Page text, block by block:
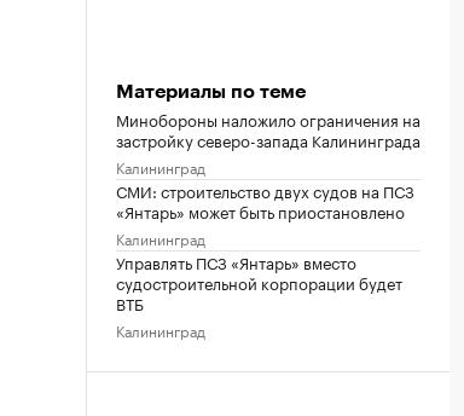
Материалы по теме
Минобороны наложило ограничения на
застройку северо-запада Калининграда
Калининград
СМИ: строительство двух судов на ПСЗ
«Янтарь» может быть приостановлено
Калининград
Управлять ПСЗ «Янтарь» вместо
судостроительной корпорации будет
ВТБ
Калининград